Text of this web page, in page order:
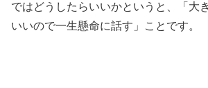
ではどうしたらいいかというと、「大
いいので一生懸命に話す」ことです。